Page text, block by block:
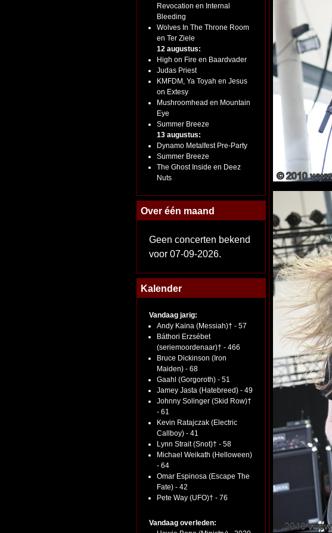
Revocation en Internal
Bleeding
Wolves In The Throne Room
en Ter Ziele
12 augustus:
High on Fire en Baardvader
Judas Priest
KMFDM, Ya Toyah en Jesus
on Extesy
Mushroomhead en Mountain
Eye
Summer Breeze
13 augustus:
Dynamo Metalfest Pre-Party
Summer Breeze
The Ghost Inside en Deez
Nuts
Over één maand
Geen concerten bekend
voor 07-09-2026.
Kalender
Vandaag jarig:
Andy Kaina (Messiah)† - 57
Báthori Erzsébet
(seriemoordenaar)† - 466
Bruce Dickinson (Iron
Maiden) - 68
Gaahl (Gorgoroth) - 51
Jamey Jasta (Hatebreed) - 49
Johnny Solinger (Skid Row)†
- 61
Kevin Ratajczak (Electric
Callboy) - 41
Lynn Strait (Snot)† - 58
Michael Weikath (Helloween)
- 64
Omar Espinosa (Escape The
Fate) - 42
Pete Way (UFO)† - 76
Vandaag overleden: